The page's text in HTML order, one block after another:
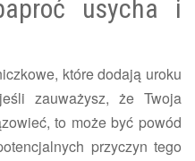
usycha i
które dodają uroku
zauważysz, że Twoja
to może być powód
przyczyn tego